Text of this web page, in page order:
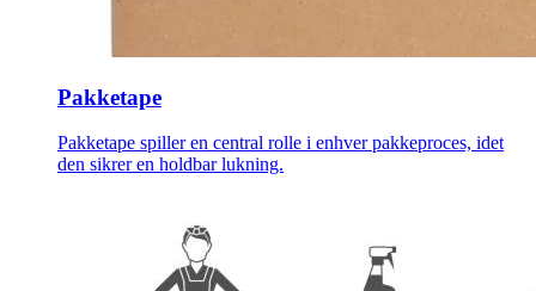
Pakketape
Pakketape spiller en central rolle i enhver pakkeproces, idet
den sikrer en holdbar lukning.